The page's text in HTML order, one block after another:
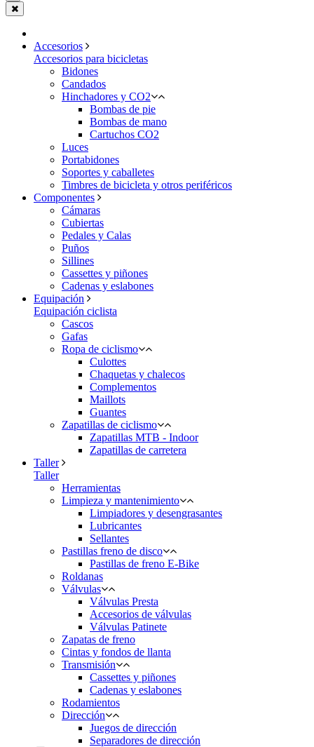
Accesorios
Accesorios para bicicletas
Bidones
Candados
Hinchadores y CO2
Bombas de pie
Bombas de mano
Cartuchos CO2
Luces
Portabidones
Soportes y caballetes
Timbres de bicicleta y otros periféricos
Componentes
Cámaras
Cubiertas
Pedales y Calas
Puños
Sillines
Cassettes y piñones
Cadenas y eslabones
Equipación
Equipación ciclista
Cascos
Gafas
Ropa de ciclismo
Culottes
Chaquetas y chalecos
Complementos
Maillots
Guantes
Zapatillas de ciclismo
Zapatillas MTB - Indoor
Zapatillas de carretera
Taller
Taller
Herramientas
Limpieza y mantenimiento
Limpiadores y desengrasantes
Lubricantes
Sellantes
Pastillas freno de disco
Pastillas de freno E-Bike
Roldanas
Válvulas
Válvulas Presta
Accesorios de válvulas
Válvulas Patinete
Zapatas de freno
Cintas y fondos de llanta
Transmisión
Cassettes y piñones
Cadenas y eslabones
Rodamientos
Dirección
Juegos de dirección
Separadores de dirección